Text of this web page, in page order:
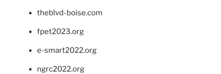
theblvd-boise.com
fpet2023.org
e-smart2022.org
ngrc2022.org